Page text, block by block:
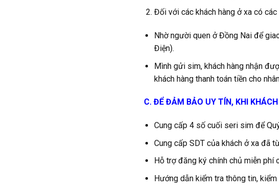
Đối với các khách hàng ở xa có
Nhờ người quen ở Đồng Nai để
Điện).
Mình gửi sim, khách hàng nhận
khách hàng thanh toán tiền cho
C. ĐỂ ĐẢM BẢO UY TÍN, KHI
Cung cấp 4 số cuối seri sim để
Cung cấp SDT của khách ở xa đã
Hỗ trợ đăng ký chính chủ miễn phí
Hướng dẫn kiểm tra thông tin, kiểm